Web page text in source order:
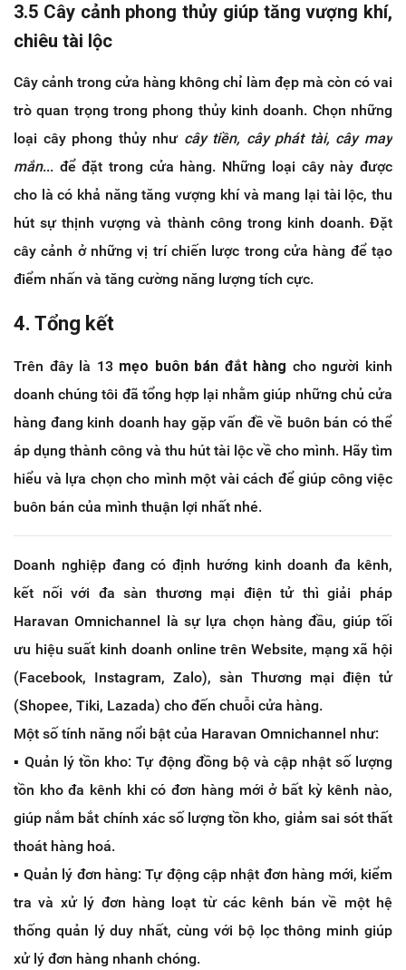
3.5 Cây cảnh phong thủy giúp tăng vượng khí,
chiêu tài lộc
Cây cảnh trong cửa hàng không chỉ làm đẹp mà còn có vai
trò quan trọng trong phong thủy kinh doanh. Chọn những
loại cây phong thủy như cây tiền, cây phát tài, cây may
mắn... để đặt trong cửa hàng. Những loại cây này được
cho là có khả năng tăng vượng khí và mang lại tài lộc, thu
hút sự thịnh vượng và thành công trong kinh doanh. Đặt
cây cảnh ở những vị trí chiến lược trong cửa hàng để tạo
điểm nhấn và tăng cường năng lượng tích cực.
4. Tổng kết
Trên đây là 13 mẹo buôn bán đắt hàng cho người kinh
doanh chúng tôi đã tổng hợp lại nhằm giúp những chủ cửa
hàng đang kinh doanh hay gặp vấn đề về buôn bán có thể
áp dụng thành công và thu hút tài lộc về cho mình. Hãy tìm
hiểu và lựa chọn cho mình một vài cách để giúp công việc
buôn bán của mình thuận lợi nhất nhé.
Doanh nghiệp đang có định hướng kinh doanh đa kênh,
kết nối với đa sàn thương mại điện tử thì giải pháp
Haravan Omnichannel là sự lựa chọn hàng đầu, giúp tối
ưu hiệu suất kinh doanh online trên Website, mạng xã hội
(Facebook, Instagram, Zalo), sàn Thương mại điện tử
(Shopee, Tiki, Lazada) cho đến chuỗi cửa hàng.
Một số tính năng nổi bật của Haravan Omnichannel như:
▪️ Quản lý tồn kho: Tự động đồng bộ và cập nhật số lượng
tồn kho đa kênh khi có đơn hàng mới ở bất kỳ kênh nào,
giúp nắm bắt chính xác số lượng tồn kho, giảm sai sót thất
thoát hàng hoá.
▪️ Quản lý đơn hàng: Tự động cập nhật đơn hàng mới, kiểm
tra và xử lý đơn hàng loạt từ các kênh bán về một hệ
thống quản lý duy nhất, cùng với bộ lọc thông minh giúp
xử lý đơn hàng nhanh chóng.